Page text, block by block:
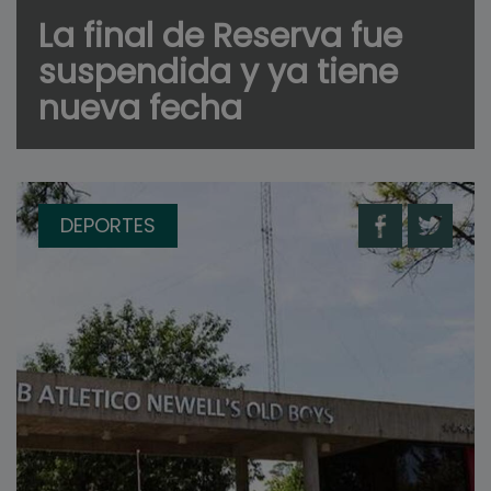
La final de Reserva fue
suspendida y ya tiene
nueva fecha
DEPORTES